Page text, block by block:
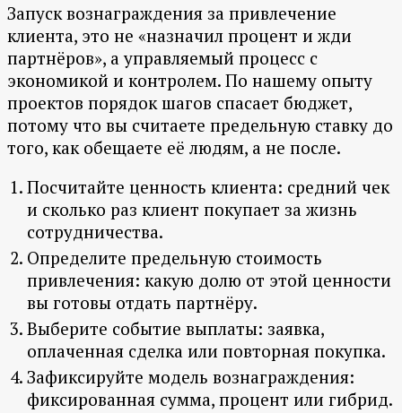
Запуск вознаграждения за привлечение
клиента, это не «назначил процент и жди
партнёров», а управляемый процесс с
экономикой и контролем. По нашему опыту
проектов порядок шагов спасает бюджет,
потому что вы считаете предельную ставку до
того, как обещаете её людям, а не после.
Посчитайте ценность клиента: средний чек
и сколько раз клиент покупает за жизнь
сотрудничества.
Определите предельную стоимость
привлечения: какую долю от этой ценности
вы готовы отдать партнёру.
Выберите событие выплаты: заявка,
оплаченная сделка или повторная покупка.
Зафиксируйте модель вознаграждения:
фиксированная сумма, процент или гибрид.